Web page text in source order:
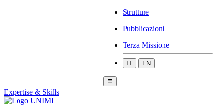
Strutture
Pubblicazioni
Terza Missione
IT EN
☰
Expertise & Skills